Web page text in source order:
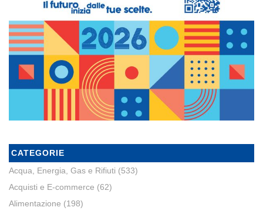
CATEGORIE
Acqua, Energia, Gas e Rifiuti (533)
Acquisti e E-commerce (62)
Alimentazione (198)